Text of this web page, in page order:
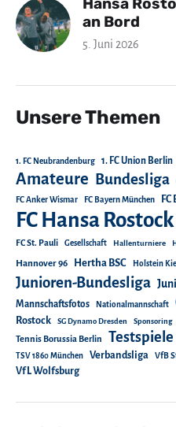
an Bord
5. Juni 2026
Unsere Themen
1. FC Neubrandenburg 1. FC Union Berlin
Amateure Bundesliga
FC Anker Wismar FC Bayern München
FC Hansa Rostock
FC St. Pauli Gesellschaft Hallenturniere
Hannover 96 Hertha BSC Holstein Kiel
Junioren-Bundesliga
Mannschaftsfotos
Nationalmannschaft
Rostock SG Dynamo Dresden Sponsoring
Tennis Borussia Berlin Testspiele
TSV 1860 München Verbandsliga VfB
VfL Wolfsburg